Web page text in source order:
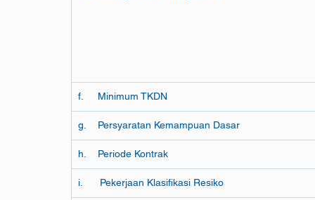
f.     Minimum TKDN
g.    Persyaratan Kemampuan Dasar
h.    Periode Kontrak
i.      Pekerjaan Klasifikasi Resiko